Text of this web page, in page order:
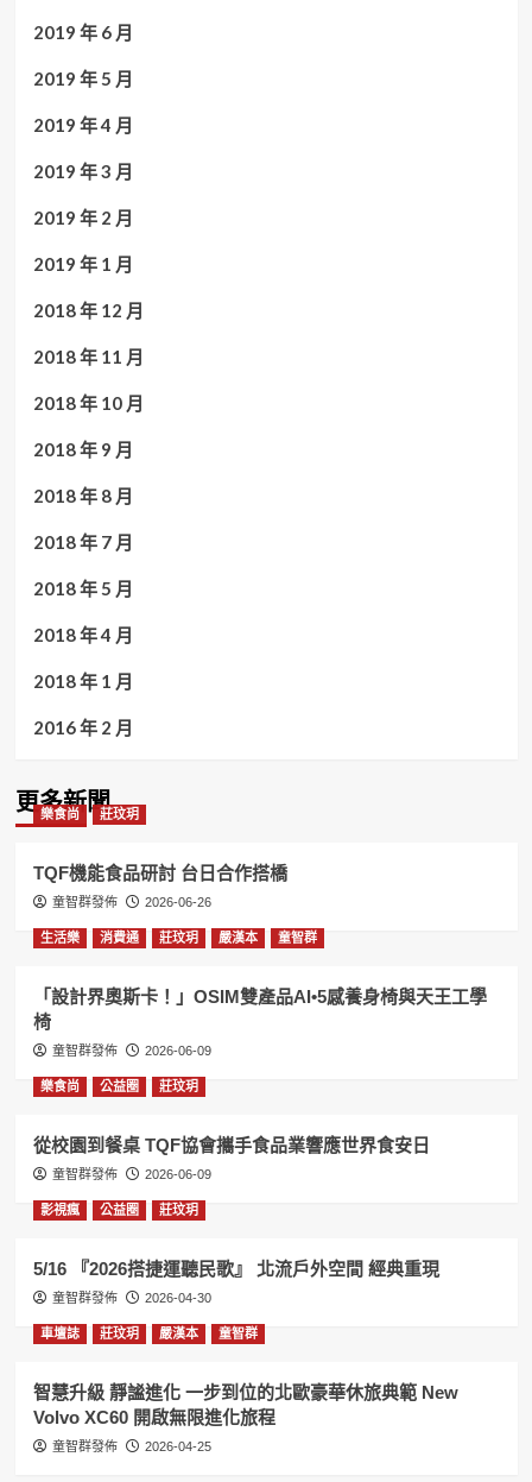
2019 年 6 月
2019 年 5 月
2019 年 4 月
2019 年 3 月
2019 年 2 月
2019 年 1 月
2018 年 12 月
2018 年 11 月
2018 年 10 月
2018 年 9 月
2018 年 8 月
2018 年 7 月
2018 年 5 月
2018 年 4 月
2018 年 1 月
2016 年 2 月
更多新聞
樂食尚 莊玟玥
TQF機能食品研討 台日合作搭橋
童智群發佈 2026-06-26
生活樂 消費通 莊玟玥 嚴漢本 童智群
「設計界奧斯卡！」OSIM雙產品AI•5感養身椅與天王工學
椅
童智群發佈 2026-06-09
樂食尚 公益圈 莊玟玥
從校園到餐桌 TQF協會攜手食品業響應世界食安日
童智群發佈 2026-06-09
影視瘋 公益圈 莊玟玥
5/16 『2026搭捷運聽民歌』 北流戶外空間 經典重現
童智群發佈 2026-04-30
車壇誌 莊玟玥 嚴漢本 童智群
智慧升級 靜謐進化 一步到位的北歐豪華休旅典範 New
Volvo XC60 開啟無限進化旅程
童智群發佈 2026-04-25